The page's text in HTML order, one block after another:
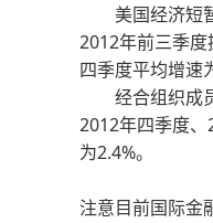
美国经济短暂
2012年前三季
四季度平均增速
经合组织成员
2012年四季度
为2.4%。
注意目前国际金